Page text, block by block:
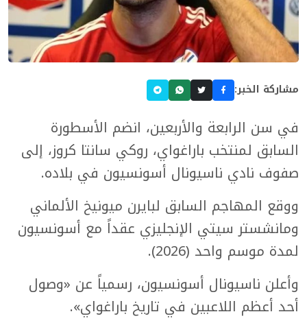
مشاركة الخبر:
في سن الرابعة والأربعين، انضم الأسطورة
السابق لمنتخب باراغواي، روكي سانتا كروز، إلى
صفوف نادي ناسيونال أسونسيون في بلاده.
ووقع المهاجم السابق لبايرن ميونيخ الألماني
ومانشستر سيتي الإنجليزي عقداً مع أسونسيون
لمدة موسم واحد (2026).
وأعلن ناسيونال أسونسيون، رسمياً عن «وصول
أحد أعظم اللاعبين في تاريخ باراغواي».